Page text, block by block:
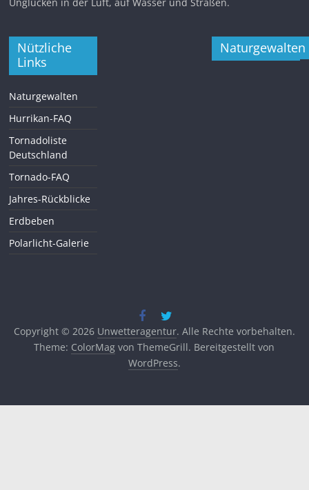
Nützliche
Links
Naturgewalten
Hurrikan-FAQ
Tornadoliste
Deutschland
Tornado-FAQ
Jahres-Rückblicke
Erdbeben
Polarlicht-Galerie
Naturgewalten
Copyright © 2026 Unwetteragentur. Alle Rechte vorbehalten.
Theme: ColorMag von ThemeGrill. Bereitgestellt von
WordPress.